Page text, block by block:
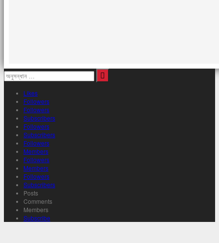
Likes
Followers
Followers
Subscribers
Followers
Subscribers
Followers
Members
Followers
Members
Followers
Subscribers
Posts
Comments
Members
Subscribe